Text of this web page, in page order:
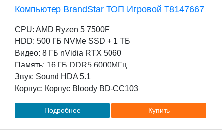
Компьютер BrandStar ТОП Игровой T8147667
CPU: AMD Ryzen 5 7500F
HDD: 500 ГБ NVMe SSD + 1 TБ
Видео: 8 ГБ nVidia RTX 5060
Память: 16 ГБ DDR5 6000МГц
Звук: Sound HDA 5.1
Корпус: Корпус Bloody BD-CC103
Подробнее Купить